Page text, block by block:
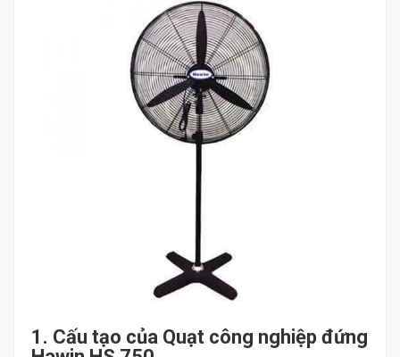
1. Cấu tạo của Quạt công nghiệp đứng